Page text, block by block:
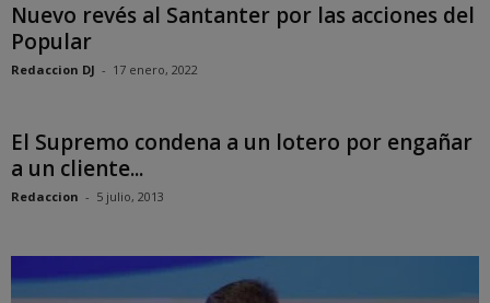
Nuevo revés al Santanter por las acciones del
Popular
Redaccion DJ - 17 enero, 2022
El Supremo condena a un lotero por engañar
a un cliente...
Redaccion - 5 julio, 2013